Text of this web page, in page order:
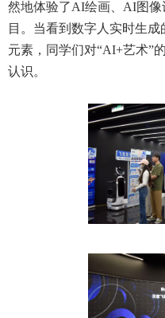
然地体验了AI绘画、 AI图像
目。当看到数字人实时生
元素，同学们对“AI+艺术”
认识。